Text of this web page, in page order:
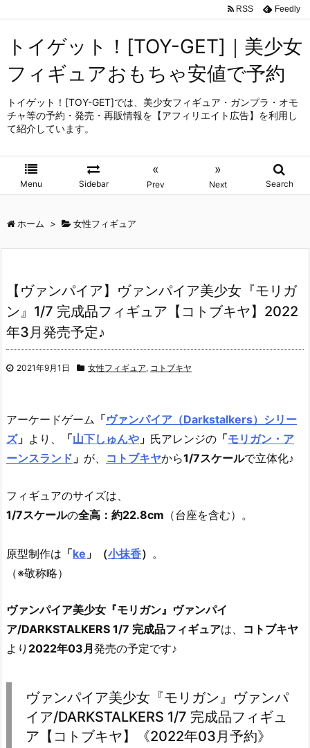
トイゲット！[TOY-GET]｜美少女
フィギュアおもちゃ安値で予約
トイゲット！[TOY-GET]では、美少女フィギュア・ガンプラ・オモ
チャ等の予約・発売・再販情報を【アフィリエイト広告】を利用し
て紹介しています。
Menu Sidebar
«
Prev
»
Next Search
RSS Feedly
ホーム > 女性フィギュア
【ヴァンパイア】ヴァンパイア美少女『モリガ
ン』1/7 完成品フィギュア【コトブキヤ】2022
年3月発売予定♪
2021年9月1日 女性フィギュア, コトブキヤ
アーケードゲーム 「ヴァンパイア（Darkstalkers）シリー
ズ」 より、 「山下しゅんや 」 氏アレンジの 「モリガン・ア
ーンスランド 」 が、 コトブキヤから1/7スケールで立体化♪
フィギュアのサイズは、
1/7スケールの全高：約22.8cm （台座を含む）。
原型制作は 「ke 」（小抹香） 。
（※敬称略）
ヴァンパイア美少女『モリガン』ヴァンパイ
ア/DARKSTALKERS 1/7 完成品フィギュアは、 コトブキヤ
より 2022年03月 発売の予定です♪
ヴァンパイア美少女『モリガン』ヴァンパ
イア/DARKSTALKERS 1/7 完成品フィギュ
ア【コトブキヤ】《2022年03月予約》